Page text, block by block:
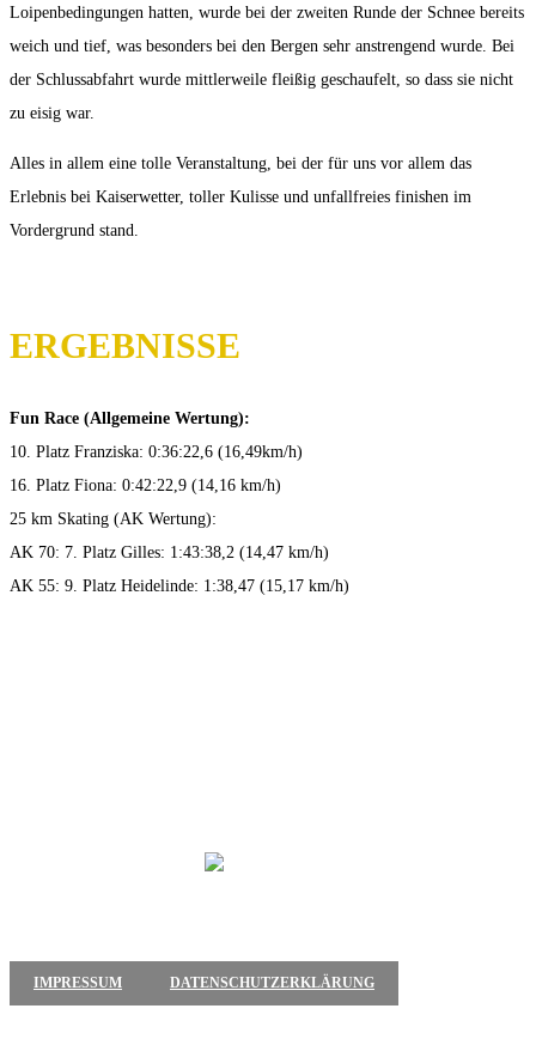
Loipenbedingungen hatten, wurde bei der zweiten Runde der Schnee bereits
weich und tief, was besonders bei den Bergen sehr anstrengend wurde. Bei
der Schlussabfahrt wurde mittlerweile fleißig geschaufelt, so dass sie nicht
zu eisig war.
Alles in allem eine tolle Veranstaltung, bei der für uns vor allem das
Erlebnis bei Kaiserwetter, toller Kulisse und unfallfreies finishen im
Vordergrund stand.
ERGEBNISSE
Fun Race (Allgemeine Wertung):
10. Platz Franziska: 0:36:22,6 (16,49km/h)
16. Platz Fiona: 0:42:22,9 (14,16 km/h)
25 km Skating (AK Wertung):
AK 70: 7. Platz Gilles: 1:43:38,2 (14,47 km/h)
AK 55: 9. Platz Heidelinde: 1:38,47 (15,17 km/h)
IMPRESSUM DATENSCHUTZERKLÄRUNG